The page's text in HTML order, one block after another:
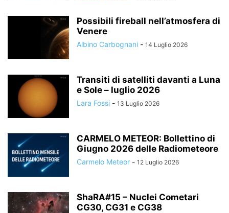
Possibili fireball nell’atmosfera di
Venere
Albino Carbognani - 14 Luglio 2026
Transiti di satelliti davanti a Luna
e Sole – luglio 2026
Lara Fossi - 13 Luglio 2026
CARMELO METEOR: Bollettino di
Giugno 2026 delle Radiometeore
Carmelo Meteor - 12 Luglio 2026
ShaRA#15 – Nuclei Cometari
CG30, CG31 e CG38